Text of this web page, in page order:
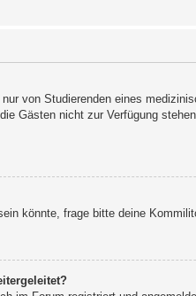
von Studierenden eines
Gästen nicht zur Verfügung
könnte, frage bitte deine